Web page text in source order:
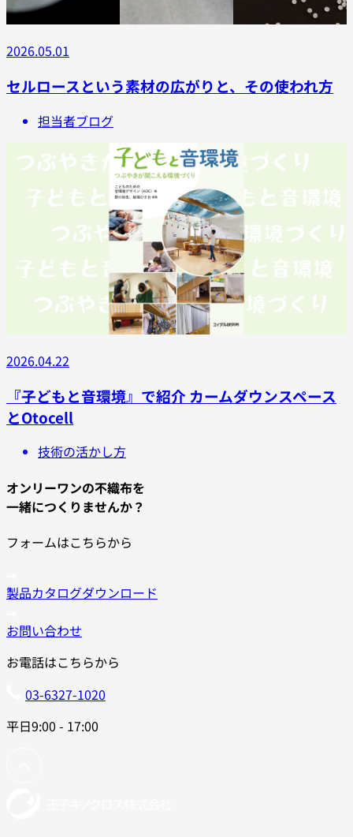
2026.05.01
セルロースという素材の広がりと、その使われ方
担当者ブログ
2026.04.22
『子どもと音環境』で紹介 カームダウンスペース
とOtocell
技術の活かし方
オンリーワンの不織布を
一緒につくりませんか？
フォームはこちらから
製品カタログダウンロード
お問い合わせ
お電話はこちらから
03-6327-1020
平日9:00 - 17:00